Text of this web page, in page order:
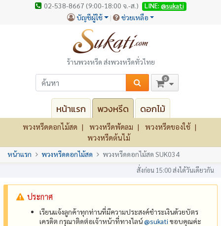
02-538-8667 (9:00-18:00 จ.-ส.) LINE: @sukati
บัญชีผู้ใช้ ช่วยเหลือ
ร้านพวงหรีด ส่งพวงหรีดทั่วไทย
0
หน้าแรก พวงหรีด ดอกไม้
พวงหรีดดอกไม้สด พวงหรีดพัดลม
พวงหรีดของใช้
พวงหรีดต้นไม้
หน้าแรก พวงหรีดดอกไม้สด พวงหรีดดอกไม้สด SUK034
สั่งก่อน 15:00 ส่งได้วันเดียวกัน
ประกาศ
เรียนแจ้งลูกค้าทุกท่านที่มีความประสงค์ชำระเงินด้วยบัตร
เครดิต กรุณาติดต่อเจ้าหน้าที่ทางไลน์@‌sukati ขอบคุณค่ะ